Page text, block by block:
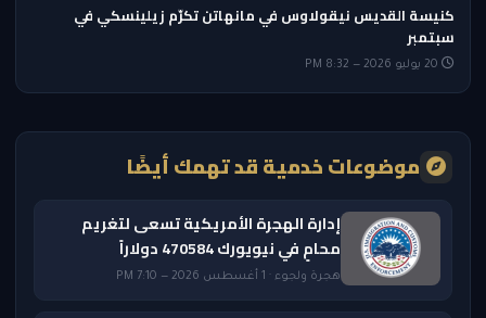
كنيسة القديس نيقولاوس في مانهاتن تكرّم زيلينسكي في
سبتمبر
موضوعات خدمية قد تهمك أيضًا
إدارة الهجرة الأمريكية تسعى لتغريم
محامٍ في نيويورك 470584 دولاراً
هجرة ولجوء · 1 أغسطس 2026 — 7:10 PM